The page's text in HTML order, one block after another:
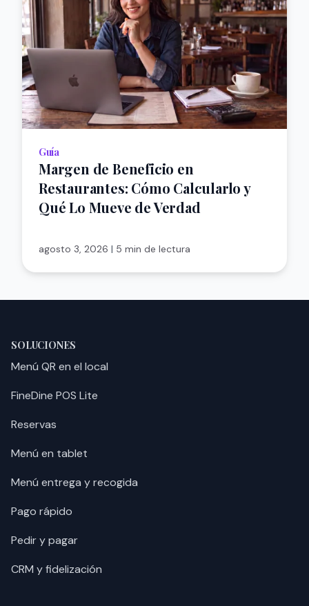
Guía
Margen de Beneficio en
Restaurantes: Cómo Calcularlo y
Qué Lo Mueve de Verdad
agosto 3, 2026 | 5 min de lectura
SOLUCIONES
Menú QR en el local
FineDine POS Lite
Reservas
Menú en tablet
Menú entrega y recogida
Pago rápido
Pedir y pagar
CRM y fidelización